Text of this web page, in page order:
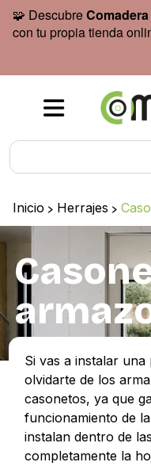
🧩 Descubre
con tu propia tienda
Inicio > Herrajes >
Si vas a instalar
olvidarte de los
casonetos, ya que
funcionamiento de
instalan dentro de
completamente la